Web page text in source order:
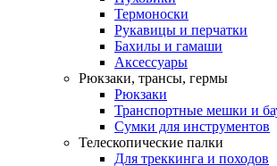
Термоноски
Рукавицы и перчатки
Бахилы и гамаши
Аксессуары
Рюкзаки, трансы, гермы
Рюкзаки
Транспортные мешки и
Сумки для инструментов
Телескопические палки
Для треккинга и походов